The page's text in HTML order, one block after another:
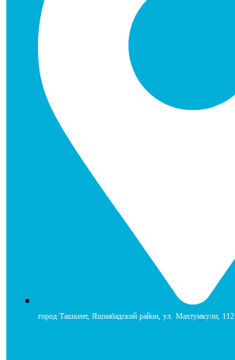
город Ташкент, Яшнабадский район, ул. Махтумкули, 112